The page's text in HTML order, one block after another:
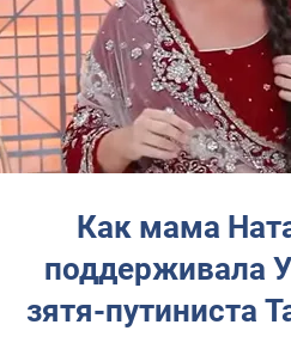
Как мама
поддерживала
зятя-путиниста